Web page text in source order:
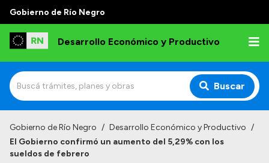
Gobierno de Río Negro
Desarrollo Económico y Productivo
Buscar
Institucional
Gobierno de Río Negro / Desarrollo Económico y Productivo /
El Gobierno confirmó un aumento del 5,29% con los
sueldos de febrero